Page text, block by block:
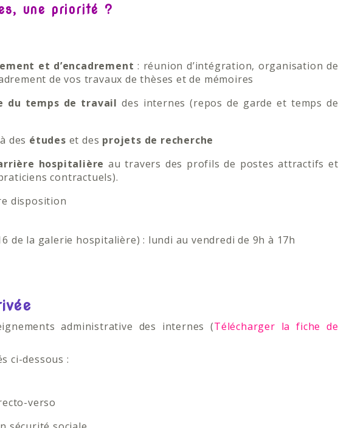
une priorité ?
et d’encadrement: réunion d’intégration, organisation de
de vos travaux de thèses et de mémoires
du temps de travaildes internes (repos de garde et temps de
des études et des projets de recherche
hospitalièreau travers des profils de postes attractifs et
contractuels).
disposition
de la galerie hospitalière) : lundi au vendredi de 9h à 17h
administrative des internes (Télécharger la fiche de
ci-dessous :
verso